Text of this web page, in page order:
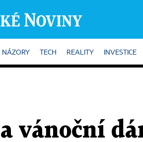
NÁZORY TECH REALITY INVESTICE
vánoční